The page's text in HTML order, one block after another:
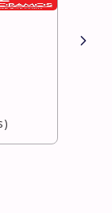
R$